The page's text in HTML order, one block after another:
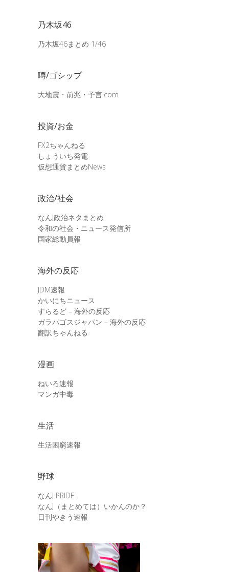
乃木坂46
乃木坂46まとめ 1/46
噂/ゴシップ
大地震・前兆・予言.com
投資/お金
FX2ちゃんねる
しょういち発電
仮想通貨まとめNews
政治/社会
なんJ政治ネタまとめ
令和の社会・ニュース発信所
国家総動員報
海外の反応
JDM速報
かいにちニュース
すらるど – 海外の反応
ガラパゴスジャパン – 海外の反応
翻訳ちゃんねる
漫画
ねいろ速報
マンガ中毒
生活
生活困窮速報
野球
なんJ PRIDE
なんJ（まとめては）いかんのか？
日刊やきう速報